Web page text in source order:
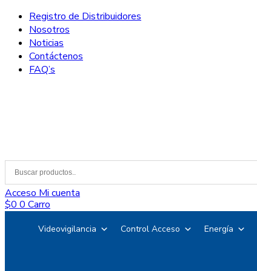
Registro de Distribuidores
Nosotros
Noticias
Contáctenos
FAQ’s
Acceso Mi cuenta
$0 0 Carro
Videovigilancia Control Acceso Energía